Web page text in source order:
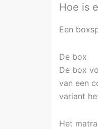
Hoe is
Een
De box
De box
van een
variant
Het